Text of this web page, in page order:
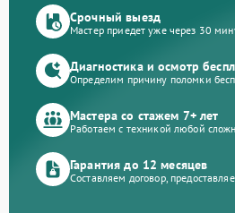
Срочный выезд
Мастер приедет уже через 30
Диагностика и осмотр
Определим причину поломки
Мастера со стажем 7+ лет
Работаем с техникой любой
Гарантия до 12 месяцев
Составляем договор,